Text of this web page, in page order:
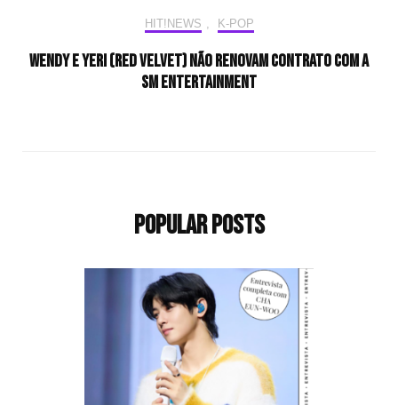
HIT!NEWS , K-POP
Wendy e Yeri (Red Velvet) não renovam contrato com a
SM Entertainment
Popular Posts